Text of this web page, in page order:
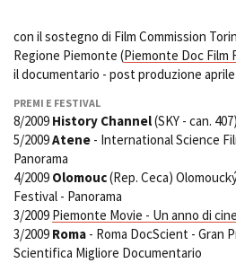
con il sostegno di Film Commission
Regione Piemonte (Piemonte Doc Film
il documentario - post produzione aprile
PREMI E FESTIVAL
8/2009 History Channel(SKY - can.
5/2009Atene - International Science
Panorama
4/2009 Olomouc(Rep. Ceca)
Festival - Panorama
3/2009 Piemonte Movie - Un anno di
3/2009 Roma - Roma DocScient - Gran
Scientifica Migliore Documentario